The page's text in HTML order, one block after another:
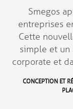
Smegos
entreprises
Cette
simple et un
corporate et
CONCEPTION ET